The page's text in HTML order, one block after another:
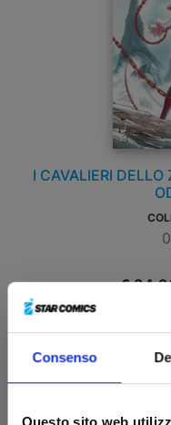
Consenso
I CAVALIERI
€